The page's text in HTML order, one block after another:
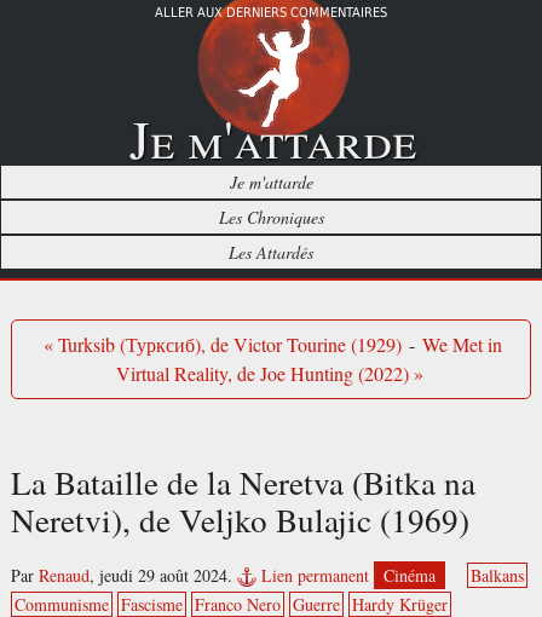
ALLER AUX DERNIERS COMMENTAIRES
Je m'attarde
Je m'attarde
Les Chroniques
Les Attardés
« Turksib (Турксиб), de Victor Tourine (1929) - We Met in
Virtual Reality, de Joe Hunting (2022) »
La Bataille de la Neretva (Bitka na
Neretvi), de Veljko Bulajic (1969)
Par Renaud, jeudi 29 août 2024. Lien permanent Cinéma
Balkans
Communisme Fascisme Franco Nero Guerre Hardy Krüger